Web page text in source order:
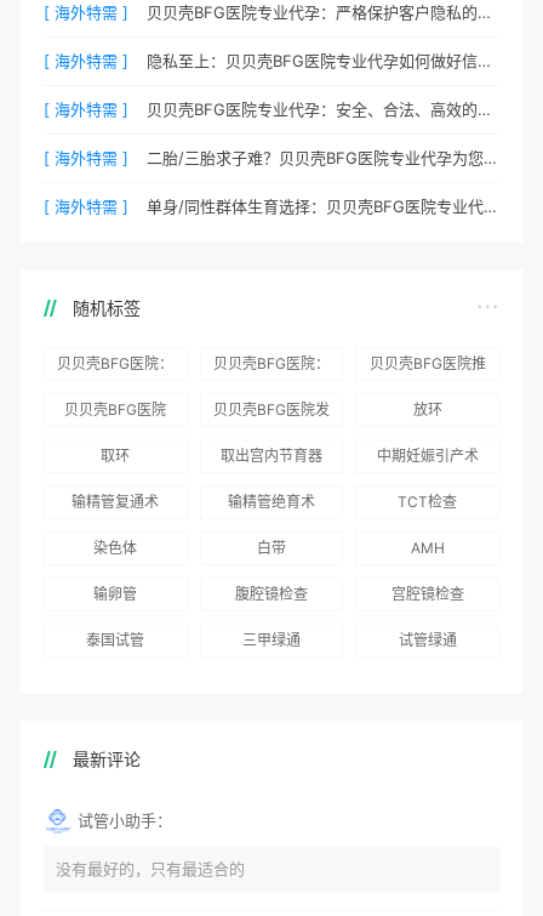
[ 海外特需 ] 贝贝壳BFG医院专业代孕：严格保护客户隐私的安心之选
[ 海外特需 ] 隐私至上：贝贝壳BFG医院专业代孕如何做好信息保密？
[ 海外特需 ] 贝贝壳BFG医院专业代孕：安全、合法、高效的生育解决方案
[ 海外特需 ] 二胎/三胎求子难？贝贝壳BFG医院专业代孕为您分忧
[ 海外特需 ] 单身/同性群体生育选择：贝贝壳BFG医院专业代孕包容方案
随机标签
贝贝壳BFG医院：
务
贝贝壳BFG医院：
术”和“法律支持”
贝贝壳BFG医院推
贝贝壳BFG医院
贝贝壳BFG医院发
国版）》
放环
取环 取出宫内节育器 中期妊娠引产术
输精管复通术 输精管绝育术 TCT检查
染色体 白带 AMH
输卵管 腹腔镜检查 宫腔镜检查
泰国试管 三甲绿通 试管绿通
最新评论
试管小助手：
没有最好的，只有最适合的